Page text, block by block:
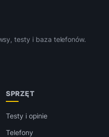
testy i baza telefonów.
SPRZĘT
Testy i opinie
Telefony